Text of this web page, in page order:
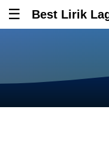
Tombol untuk
Best Lirik